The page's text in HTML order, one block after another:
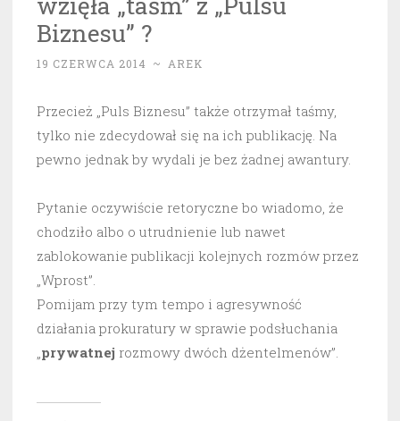
Biznesu” ?
19 CZERWCA 2014 ~ AREK
Przecież „Puls Biznesu” także otrzymał taśmy,
tylko nie zdecydował się na ich publikację. Na
pewno jednak by wydali je bez żadnej awantury.
Pytanie oczywiście retoryczne bo wiadomo, że
chodziło albo o utrudnienie lub nawet
zablokowanie publikacji kolejnych rozmów przez
„Wprost”.
Pomijam przy tym tempo i agresywność
działania prokuratury w sprawie podsłuchania
„prywatnej rozmowy dwóch dżentelmenów”.